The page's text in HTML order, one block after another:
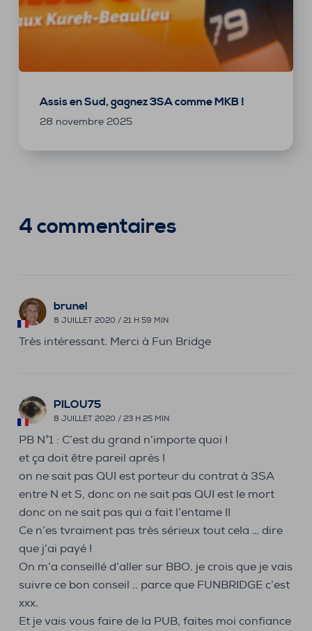
Assis en Sud, gagnez 3SA comme MKB !
28 novembre 2025
4 commentaires
brunel
8 JUILLET 2020 / 21 H 59 MIN
Très intéressant. Merci à Fun Bridge
PILOU75
8 JUILLET 2020 / 23 H 25 MIN
PB N°1 : C’est du grand n’importe quoi !
et ça doit être pareil après !
on ne sait pas QUI est porteur du contrat à 3SA
entre N et S, donc on ne sait pas QUI est le mort
donc on ne sait pas qui a fait l’entame !!
Ce n’es tvraiment pas très sérieux tout cela … dire
que j’ai payé !
On m’a conseillé d’aller sur BBO. je crois que je vais
suivre ce bon conseil .. parce que FUNBRIDGE c’est
xxx.
Et je vais vous faire de la PUB, faites moi confiance